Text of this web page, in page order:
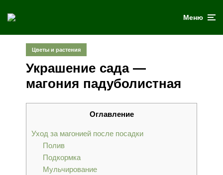
Меню
Цветы и растения
Украшение сада —
магония падуболистная
Оглавление
Уход за магонией после посадки
Полив
Подкормка
Мульчирование